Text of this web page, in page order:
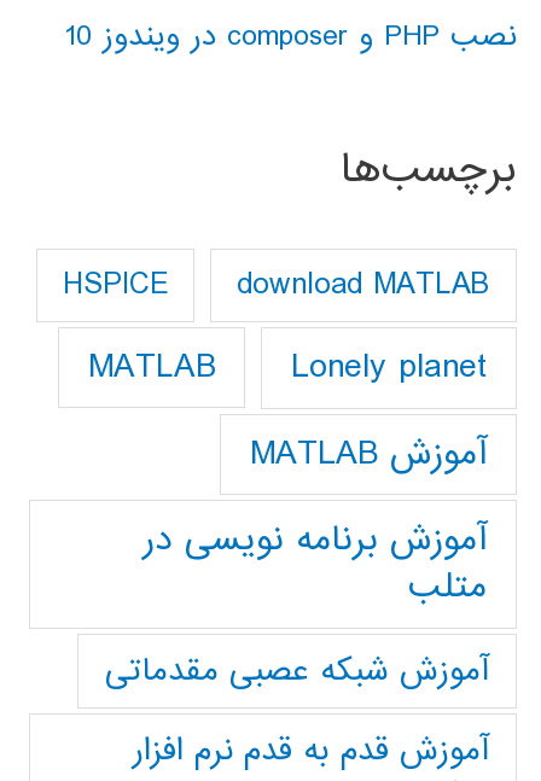
نصب PHP و composer در ویندوز 10
برچسب‌ها
download MATLAB
HSPICE
Lonely planet
MATLAB
آموزش MATLAB
آموزش برنامه نویسی در
متلب
آموزش شبکه عصبی مقدماتی
آموزش قدم به قدم نرم افزار